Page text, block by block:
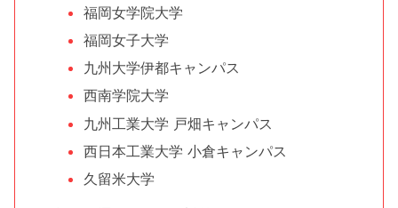
福岡女学院大学
福岡女子大学
九州大学伊都キャンパス
西南学院大学
九州工業大学 戸畑キャンパス
西日本工業大学 小倉キャンパス
久留米大学